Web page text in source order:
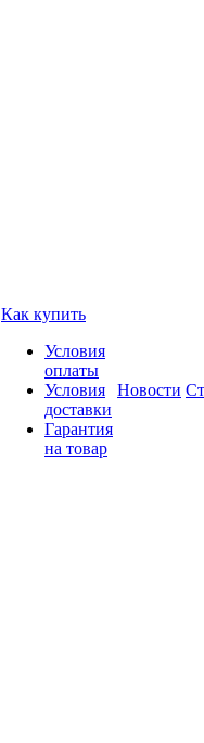
Как купить
Условия
оплаты
Условия
доставки
Гарантия
на товар
Новости